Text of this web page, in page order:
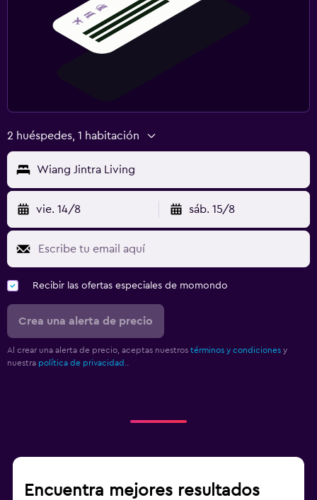
2 huéspedes, 1 habitación
Wiang Jintra Living
vie. 14/8 sáb. 15/8
Recibir las ofertas especiales de momondo
Crea una alerta de precio
Al crear una alerta de precio, aceptas nuestros términos y condiciones y
nuestra política de privacidad.
Encuentra mejores resultados